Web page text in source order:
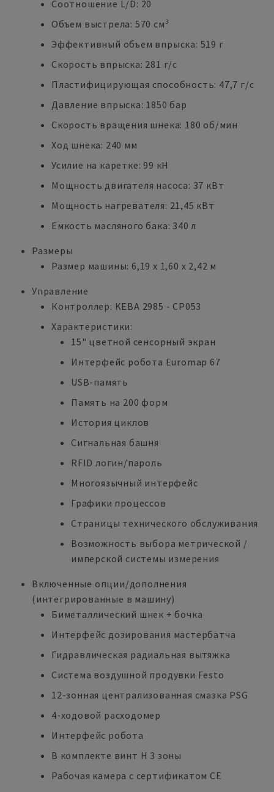
Соотношение L/D: 20
Объем выстрела: 570 см³
Эффективный объем впрыска: 519 г
Скорость впрыска: 281 г/с
Пластифицирующая способность: 47,7 г/с
Давление впрыска: 1850 бар
Скорость вращения шнека: 180 об/мин
Ход шнека: 240 мм
Усилие на каретке: 99 кН
Мощность двигателя насоса: 37 кВт
Мощность нагревателя: 21,45 кВт
Емкость масляного бака: 340 л
Размеры
Размер машины: 6,19 x 1,60 x 2,42 м
Управление
Контроллер: KEBA 2985 - CP053
Характеристики:
15" цветной сенсорный экран
Интерфейс робота Euromap 67
USB-память
Память на 200 форм
История циклов
Сигнальная башня
RFID логин/пароль
Многоязычный интерфейс
Графики процессов
Страницы технического обслуживания
Возможность выбора метрической /
имперской системы измерения
Включенные опции/дополнения
(интегрированные в машину)
Биметаллический шнек + бочка
Интерфейс дозирования мастербатча
Гидравлическая радиальная вытяжка
Система воздушной продувки Festo
12-зонная централизованная смазка PSG
4-ходовой расходомер
Интерфейс робота
В комплекте винт H 3 зоны
Рабочая камера с сертификатом CE